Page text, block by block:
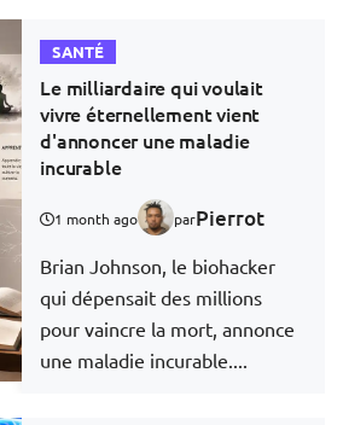
SANTÉ
Le milliardaire qui voulait
vivre éternellement vient
d'annoncer une maladie
incurable
1 month ago parPierrot
Brian Johnson, le biohacker
qui dépensait des millions
pour vaincre la mort, annonce
une maladie incurable....